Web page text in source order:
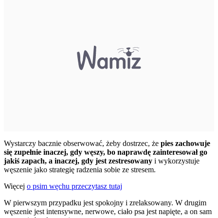
Wystarczy bacznie obserwować, żeby dostrzec, że pies zachowuje
się zupełnie inaczej, gdy węszy, bo naprawdę zainteresował go
jakiś zapach, a inaczej, gdy jest zestresowany i wykorzystuje
węszenie jako strategię radzenia sobie ze stresem.
Więcej o psim węchu przeczytasz tutaj
W pierwszym przypadku jest spokojny i zrelaksowany. W drugim
węszenie jest intensywne, nerwowe, ciało psa jest napięte, a on sam